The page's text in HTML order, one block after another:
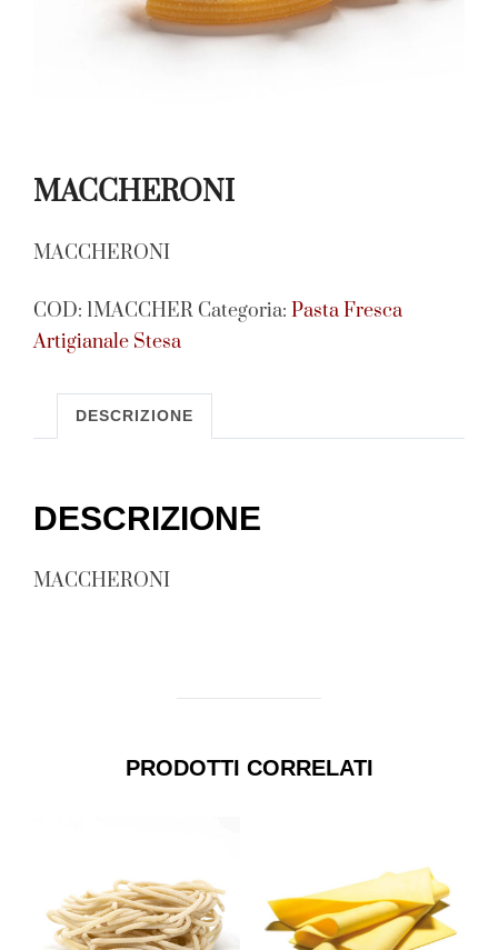
MACCHERONI
MACCHERONI
COD: 1MACCHER Categoria: Pasta Fresca
Artigianale Stesa
DESCRIZIONE
DESCRIZIONE
MACCHERONI
PRODOTTI CORRELATI